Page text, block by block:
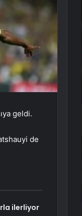
geldi.
de
ilerliyor